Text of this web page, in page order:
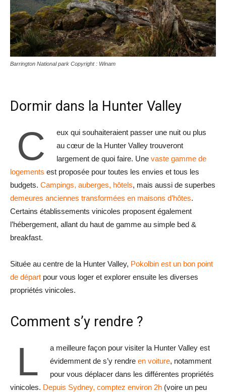
Barrington National park Copyright : Winam
Dormir dans la Hunter Valley
C
eux qui souhaiteraient passer une nuit ou plus
au cœur de la Hunter Valley trouveront
largement de quoi faire. Une vaste gamme de
logements est proposée pour toutes les envies et tous les
budgets. Campings, auberges, hôtels, mais aussi de superbes
demeures anciennes transformées en maisons d’hôtes.
Certains établissements vinicoles proposent également
l’hébergement, allant du haut de gamme au simple bed &
breakfast.
Située au centre de la Hunter Valley, Pokolbin est un bon point
de départ pour vous loger et explorer ensuite les diverses
propriétés vinicoles.
Comment s’y rendre ?
L
a meilleure façon pour visiter la Hunter Valley est
évidemment de s’y rendre en voiture, notamment
pour vous déplacer dans les différentes propriétés
vinicoles. Depuis Sydney, comptez environ 2h (voire un peu